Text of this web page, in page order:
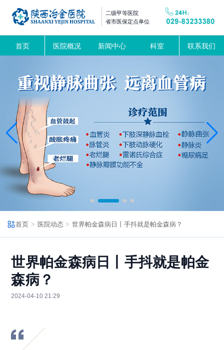
二级甲等医院
省市医保定点单位
首页 医院概况 新闻中心 科室 联系我们
首页 医院动态 世界帕金森病日丨手抖就是帕金森病？
世界帕金森病日丨手抖就是帕金
森病？
2024-04-10 21:29